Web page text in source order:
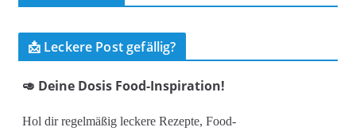
📩 Leckere Post gefällig?
🥑 Deine Dosis Food-Inspiration!
Hol dir regelmäßig leckere Rezepte, Food-